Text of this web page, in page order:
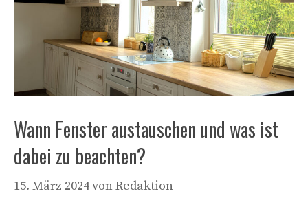
Wann Fenster austauschen und was ist
dabei zu beachten?
15. März 2024vonRedaktion